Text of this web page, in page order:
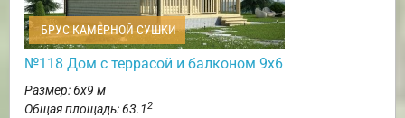
БРУС КАМЕРНОЙ СУШКИ
№118 Дом с террасой и балконом 9х6
Размер: 6х9 м
Общая площадь: 63.12